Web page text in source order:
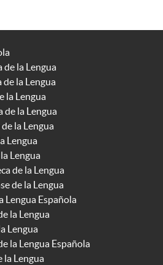
de la Lengua
la Lengua
la Lengua
de la Lengua
la Lengua
Lengua
Lengua
de la Lengua
de la Lengua
Lengua Española
la Lengua
Lengua
la Lengua Española
la Lengua